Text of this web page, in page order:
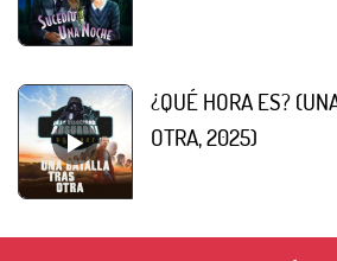
¿QUÉ HORA ES?
OTRA, 2025)